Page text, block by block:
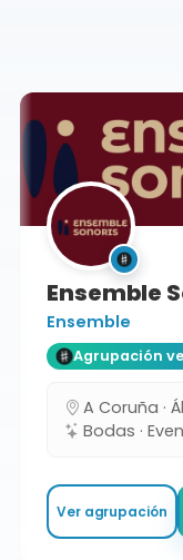
Ensemble
Ensemble
Agrupación
A Coruña ·
Bodas ·
Ver agrupación